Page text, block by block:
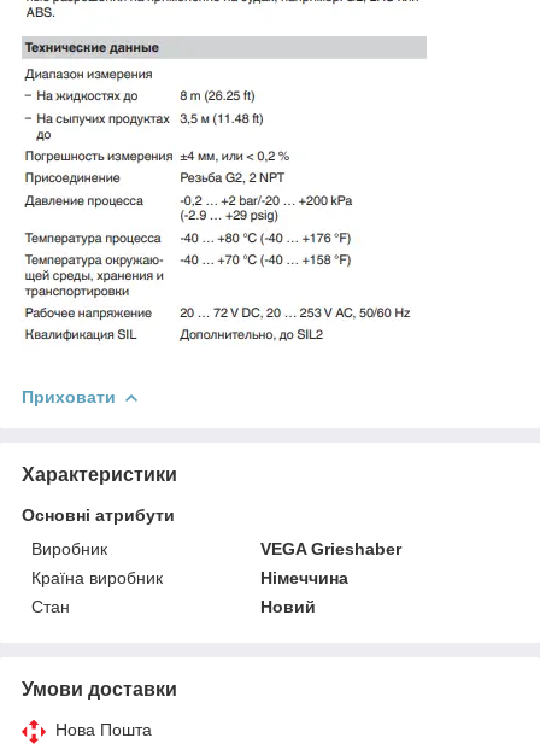
Приховати
Характеристики
Основні атрибути
Виробник
VEGA Grieshaber
Країна виробник
Німеччина
Стан
Новий
Умови доставки
Нова Пошта